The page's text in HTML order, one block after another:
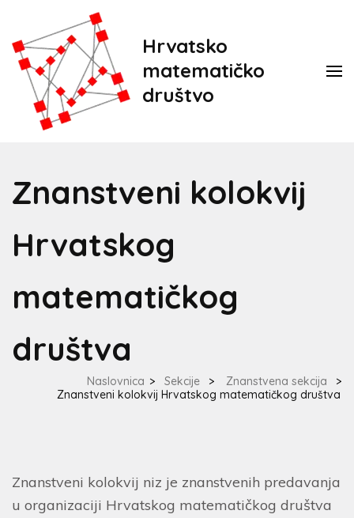
Hrvatsko
matematičko
društvo
Znanstveni kolokvij
Hrvatskog
matematičkog
društva
Naslovnica > Sekcije > Znanstvena sekcija
>
Znanstveni kolokvij Hrvatskog matematičkog društva
Znanstveni kolokvij niz je znanstvenih predavanja
u organizaciji Hrvatskog matematičkog društva